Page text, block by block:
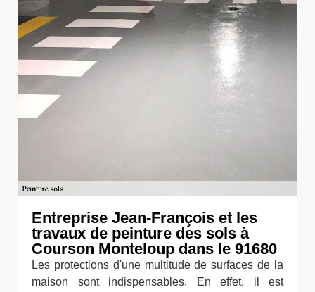
Entreprise Jean-François et les
travaux de peinture des sols à
Courson Monteloup dans le 91680
Les protections d'une multitude de surfaces de la
maison sont indispensables. En effet, il est